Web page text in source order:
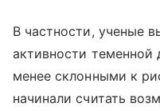
В частности, ученые
активности теменной
менее склонными к
начинали считать